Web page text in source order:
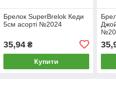
Брелок SuperBrelok Кеди
5см асорті №2024
35,94₴
Купити